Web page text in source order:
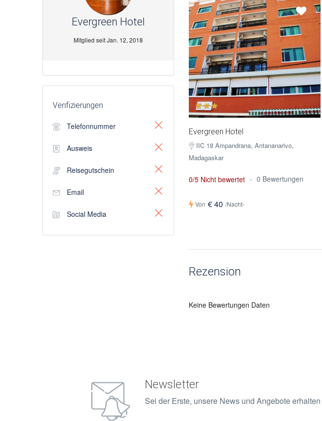
Evergreen Hotel
Mitglied seit Jan. 12, 2018
Verifizierungen
Telefonnummer
Ausweis
Reisegutschein
Email
Social Media
Evergreen Hotel
IIC 18 Ampandrana, Antananarivo,
Madagaskar
0/5 Nicht bewertet 0 Bewertungen
Von € 40 /Nacht-
Rezension
Keine Bewertungen Daten
Newsletter
Sei der Erste, unsere News und Angebote erhalten